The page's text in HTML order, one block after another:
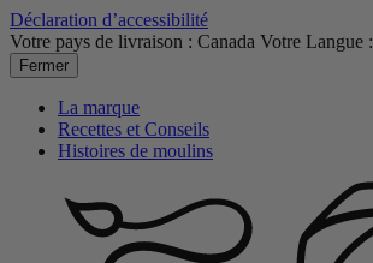
Déclaration d’accessibilité
Votre pays de livraison : Canada Votre Langue :
Fermer
La marque
Recettes et Conseils
Histoires de moulins